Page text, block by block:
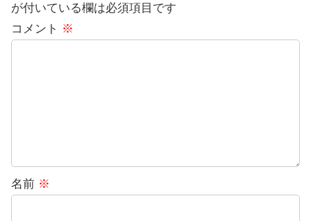
が付いている欄は必須項目です
コメント ※
名前 ※